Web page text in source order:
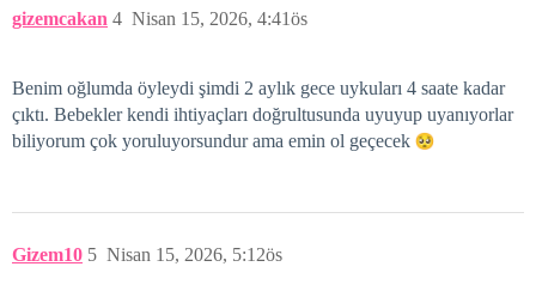
gizemcakan Nisan 15, 2026, 4:41ös
4
Benim oğlumda öyleydi şimdi 2 aylık gece uykuları 4 saate kadar
çıktı. Bebekler kendi ihtiyaçları doğrultusunda uyuyup uyanıyorlar
biliyorum çok yoruluyorsundur ama emin ol geçecek
Gizem10 Nisan 15, 2026, 5:12ös
5